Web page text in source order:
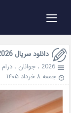
≡
دانلود سریال Absolute Value of Romance 2026
2026 ،جوانان ،درام
جمعه ۸ خرداد ۱۴۰۵